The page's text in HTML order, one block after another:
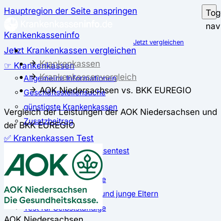
Hauptregion der Seite anspringen
Krankenkasseninfo
Jetzt Krankenkassen vergleichen
☞ Krankenkassen
Allgemeine Informationen
Geschäftsstellensuche
günstigste Krankenkassen
Zusatzbeitrag
✅ Krankenkassen Test
Der große Krankenkassentest
Test für Studierende
Test für Auszubildende
Test für Schwangere und junge Eltern
Test für Selbstständige
Jetzt vergleichen
Krankenkassen
Krankenkassenvergleich
AOK Niedersachsen vs. BKK EUREGIO
Vergleich der Leistungen der AOK Niedersachsen und
der BKK EUREGIO